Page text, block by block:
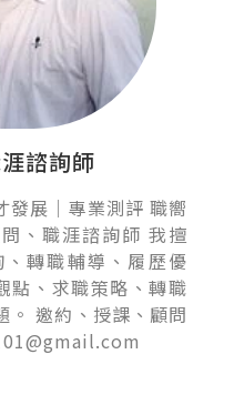
諮詢師
發展｜專業測評 職嚮
、職涯諮詢師 我擅
轉職輔導、履歷優
點、求職策略、轉職
。 邀約、授課、顧問